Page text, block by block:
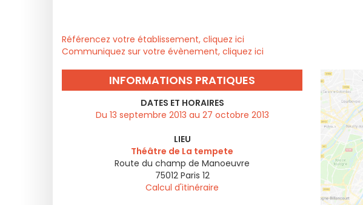
Référencez votre établissement, cliquez ici
Communiquez sur votre évènement, cliquez ici
INFORMATIONS PRATIQUES
DATES ET HORAIRES
Du 13 septembre 2013 au 27 octobre 2013
LIEU
Théâtre de La tempete
Route du champ de Manoeuvre
75012 Paris 12
Calcul d'itinéraire